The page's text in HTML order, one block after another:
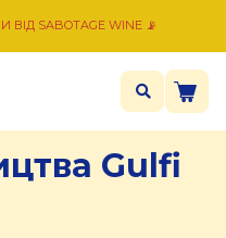
SABOTAGE WINE 📡
Gulfi